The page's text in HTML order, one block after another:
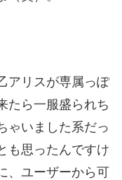
アリスが専属っぽ
たら一服盛られち
いました系だっ
も思ったんですけ
、ユーザーから可